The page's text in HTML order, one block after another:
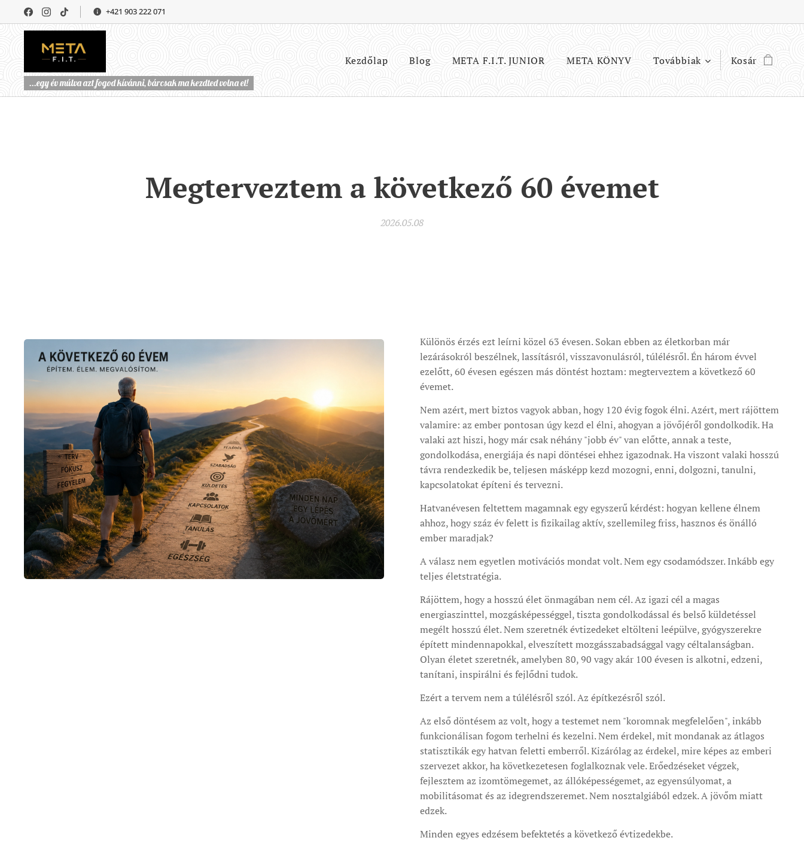
+421 903 222 071
...egy év múlva azt fogod kívánni, bárcsak ma kezdted volna el!
Kezdőlap Blog META F.I.T. JUNIOR META KÖNYV Továbbiak Kosár
Megterveztem a következő 60 évemet
2026.05.08
Különös érzés ezt leírni közel 63 évesen. Sokan ebben az életkorban már
lezárásokról beszélnek, lassításról, visszavonulásról, túlélésről. Én három évvel
ezelőtt, 60 évesen egészen más döntést hoztam: megterveztem a következő 60
évemet.
Nem azért, mert biztos vagyok abban, hogy 120 évig fogok élni. Azért, mert rájöttem
valamire: az ember pontosan úgy kezd el élni, ahogyan a jövőjéről gondolkodik. Ha
valaki azt hiszi, hogy már csak néhány "jobb év" van előtte, annak a teste,
gondolkodása, energiája és napi döntései ehhez igazodnak. Ha viszont valaki hosszú
távra rendezkedik be, teljesen másképp kezd mozogni, enni, dolgozni, tanulni,
kapcsolatokat építeni és tervezni.
Hatvanévesen feltettem magamnak egy egyszerű kérdést: hogyan kellene élnem
ahhoz, hogy száz év felett is fizikailag aktív, szellemileg friss, hasznos és önálló
ember maradjak?
A válasz nem egyetlen motivációs mondat volt. Nem egy csodamódszer. Inkább egy
teljes életstratégia.
Rájöttem, hogy a hosszú élet önmagában nem cél. Az igazi cél a magas
energiaszinttel, mozgásképességgel, tiszta gondolkodással és belső küldetéssel
megélt hosszú élet. Nem szeretnék évtizedeket eltölteni leépülve, gyógyszerekre
épített mindennapokkal, elveszített mozgásszabadsággal vagy céltalanságban.
Olyan életet szeretnék, amelyben 80, 90 vagy akár 100 évesen is alkotni, edzeni,
tanítani, inspirálni és fejlődni tudok.
Ezért a tervem nem a túlélésről szól. Az építkezésről szól.
Az első döntésem az volt, hogy a testemet nem "koromnak megfelelően", inkább
funkcionálisan fogom terhelni és kezelni. Nem érdekel, mit mondanak az átlagos
statisztikák egy hatvan feletti emberről. Kizárólag az érdekel, mire képes az emberi
szervezet akkor, ha következetesen foglalkoznak vele. Erőedzéseket végzek,
fejlesztem az izomtömegemet, az állóképességemet, az egyensúlyomat, a
mobilitásomat és az idegrendszeremet. Nem nosztalgiából edzek. A jövőm miatt
edzek.
Minden egyes edzésem befektetés a következő évtizedekbe.